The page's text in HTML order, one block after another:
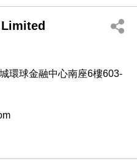
環球金融中心南座6樓603-